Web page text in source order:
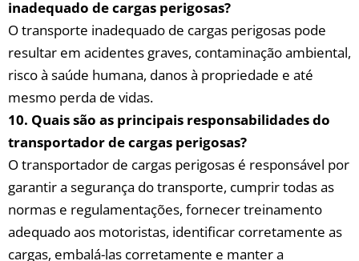
inadequado⁢ de cargas ​perigosas?
O transporte inadequado⁣ de ‍cargas perigosas pode
resultar em acidentes graves, contaminação ambiental,
risco à saúde ​humana, ​danos à​ propriedade e até
mesmo ⁢perda de vidas.
10. Quais são as principais responsabilidades do
transportador de cargas perigosas?
O transportador de cargas perigosas ‍é ⁢responsável ⁤por
garantir⁢ a segurança do ⁢transporte, cumprir todas as
normas e regulamentações,​ fornecer treinamento⁤
adequado aos⁤ motoristas,‌ identificar⁢ corretamente⁤ as‍
cargas, ‍embalá-las corretamente e manter a